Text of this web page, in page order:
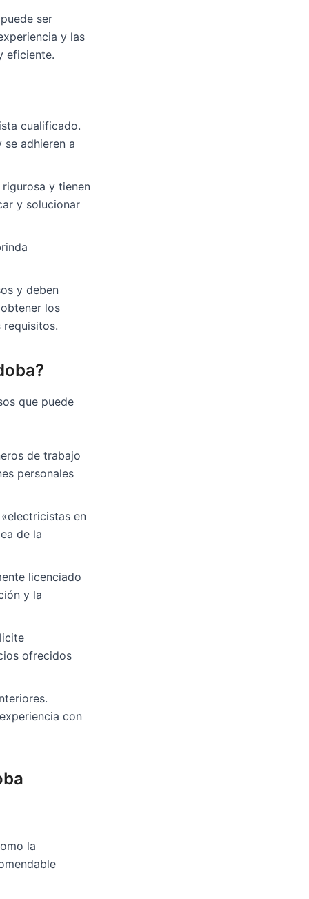
ser
y las
eficiente.
cualificado.
adhieren a
y tienen
y solucionar
y deben
los
requisitos.
que puede
de trabajo
personales
en
de la
licenciado
y la
ofrecidos
con
la